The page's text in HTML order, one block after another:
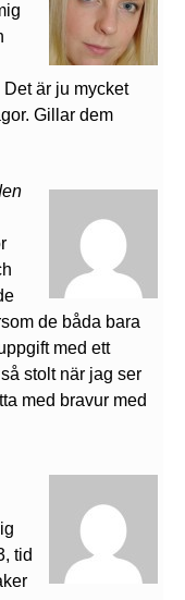
är ju mycket
Gillar dem
de båda bara
med ett
stolt när jag ser
med bravur med
tid